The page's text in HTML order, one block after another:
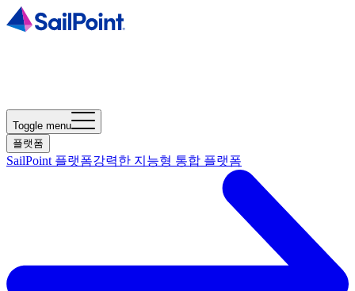
Toggle menu
플랫폼
SailPoint 플랫폼강력한 지능형 통합 플랫폼